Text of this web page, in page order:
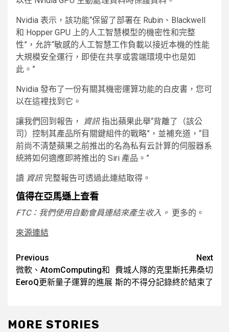
Nvidia 表示，該功能“保留了部署在 Rubin、Blackwell
和 Hopper GPU 上的人工智慧模型的機密性和完整
性”，允許“敏感的人工智慧工作負載以接近本機的性能
大規模安全運行，即使在共享或雲端環境中也是如
此。”
Nvidia 發布了一份有關其機密運算功能的白皮書，您可
以在這裡找到它。
讓我們回到報告， 資訊指出蘋果此舉“背離了（該公
司）控制其產品所有關鍵組件的戰略”，並補充道，“目
前尚不清楚蘋果之前推出的名為私有云計算的伺服器系
統將如何適應即將推出的 Siri 產品。”
讀 資訊完整報告可透過此連結取得。
值得在亞馬遜上查看
FTC：我們使用自動會員連結來產生收入。 更多的。
來源連結
Post
navigation
Previous
微軟、AtomComputing和
EeroQ更新量子運算的進展
Next
費城人隊的克里斯托弗桑切
斯的不得分記錄終於結束了
MORE STORIES